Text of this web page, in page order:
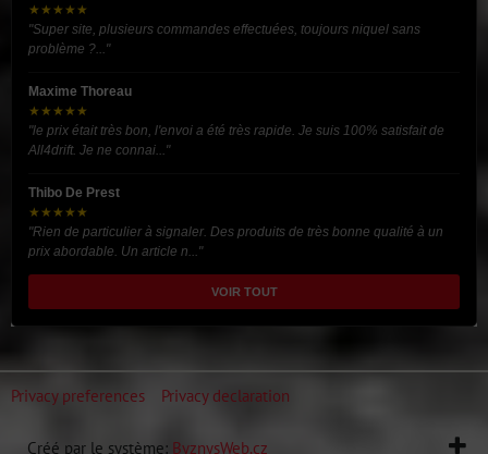
★★★★★
"Super site, plusieurs commandes effectuées, toujours niquel sans
problème ?..."
Maxime Thoreau
★★★★★
"le prix était très bon, l'envoi a été très rapide. Je suis 100% satisfait de
All4drift. Je ne connai..."
Thibo De Prest
★★★★★
"Rien de particulier à signaler. Des produits de très bonne qualité à un
prix abordable. Un article n..."
VOIR TOUT
Privacy preferences Privacy declaration
Créé par le système: ByznysWeb.cz